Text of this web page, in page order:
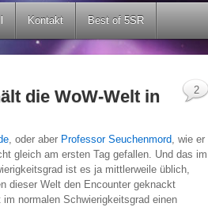
Kontakt Best of 5SR
die WoW-Welt in
, oder aber Professor Seuchenmord, wie er
gleich am ersten Tag gefallen. Und das im
ist es ja mittlerweile üblich,
dieser Welt den Encounter geknackt
normalen Schwierigkeitsgrad einen
2